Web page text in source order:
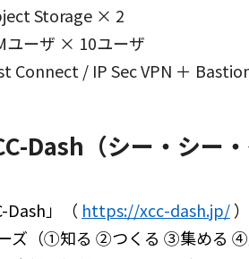
Storage × 2
ユーザ × 10ユーザ
Connect / IP Sec VPN ＋
Dash（シー・シー
Dash」（ https://xcc-dash.jp/
ズ（①知る ②つくる ③集める ④